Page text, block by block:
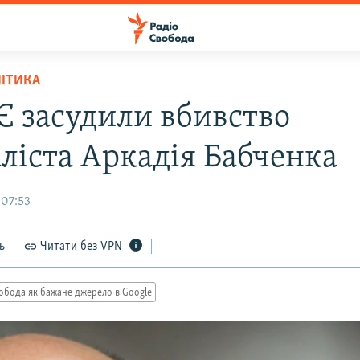
засудили вбивство
Аркадія Бабченка
Читати без VPN
як бажане джерело в Google